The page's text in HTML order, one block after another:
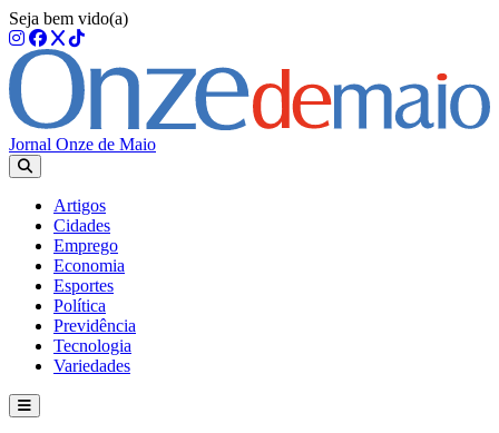
Seja bem vido(a)
Jornal Onze de Maio
Artigos
Cidades
Emprego
Economia
Esportes
Política
Previdência
Tecnologia
Variedades